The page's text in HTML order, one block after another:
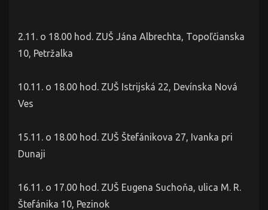
2.11. o 18.00 hod. ZUŠ Jána Albrechta, Topoľčianska
10, Petržalka
10.11. o 18.00 hod. ZUŠ Istrijská 22, Devínska Nová
Ves
15.11. o 18.00 hod. ZUŠ Štefánikova 27, Ivanka pri
Dunaji
16.11. o 17.00 hod. ZUŠ Eugena Suchoňa, ulica M. R.
Štefánika 10, Pezinok